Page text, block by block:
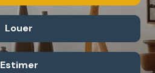
Louer
Estimer